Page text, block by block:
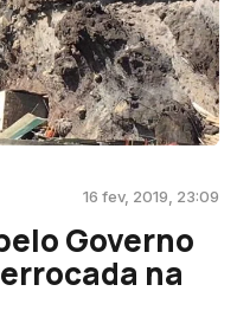
16 fev, 2019, 23:09
Governo
na